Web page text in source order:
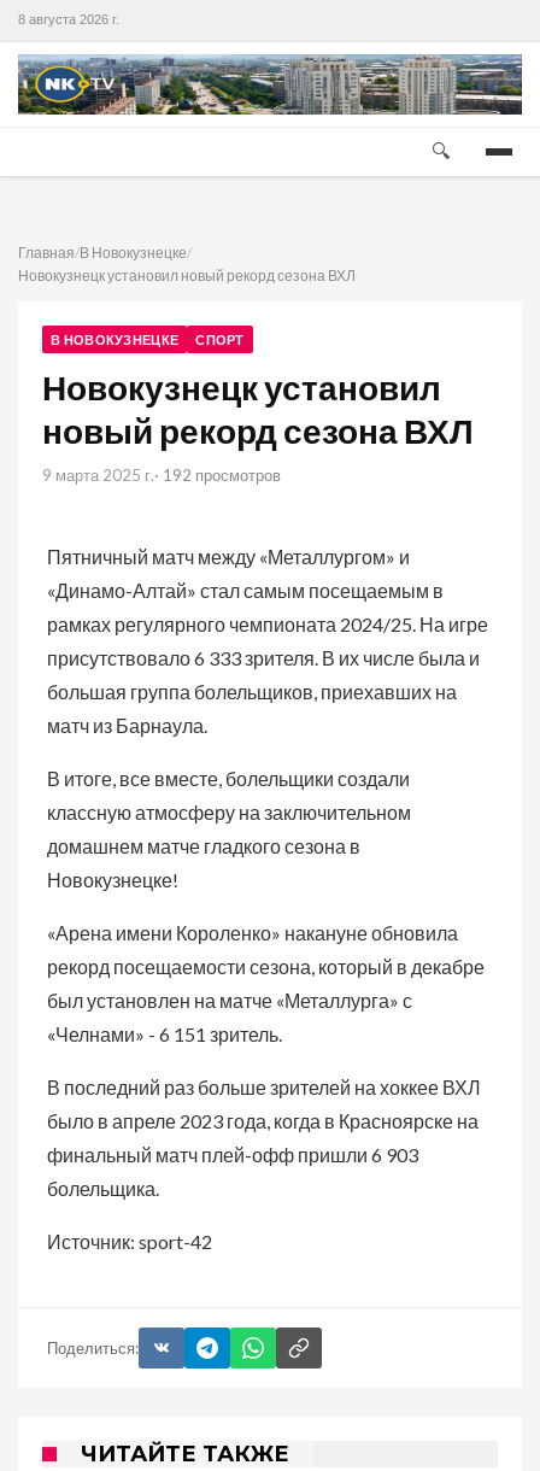
8 августа 2026 г.
🔍
Главная/В Новокузнецке/
Новокузнецк установил новый рекорд сезона ВХЛ
В НОВОКУЗНЕЦКЕ СПОРТ
Новокузнецк установил
новый рекорд сезона ВХЛ
9 марта 2025 г.· 192 просмотров
Пятничный матч между «Металлургом» и
«Динамо-Алтай» стал самым посещаемым в
рамках регулярного чемпионата 2024/25. На игре
присутствовало 6 333 зрителя. В их числе была и
большая группа болельщиков, приехавших на
матч из Барнаула.
В итоге, все вместе, болельщики создали
классную атмосферу на заключительном
домашнем матче гладкого сезона в
Новокузнецке!
«Арена имени Короленко» накануне обновила
рекорд посещаемости сезона, который в декабре
был установлен на матче «Металлурга» с
«Челнами» - 6 151 зритель.
В последний раз больше зрителей на хоккее ВХЛ
было в апреле 2023 года, когда в Красноярске на
финальный матч плей-офф пришли 6 903
болельщика.
Источник: sport-42
Поделиться:
ЧИТАЙТЕ ТАКЖЕ